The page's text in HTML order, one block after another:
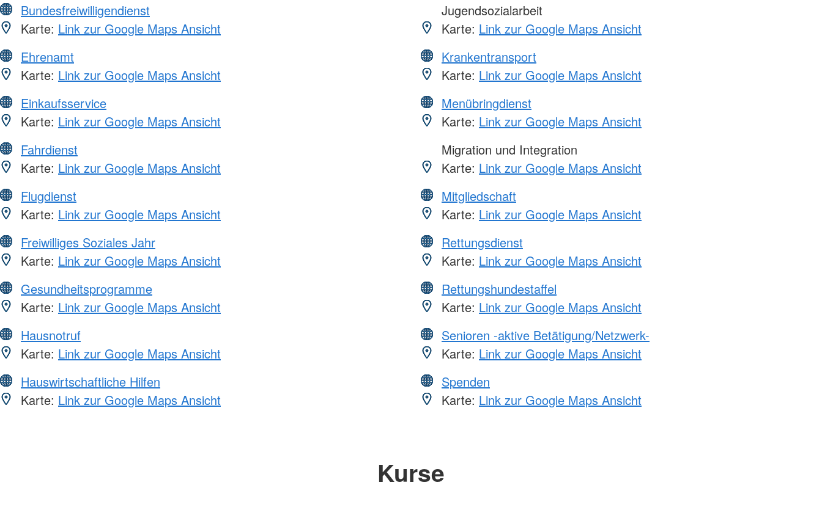
Bundesfreiwilligendienst
Karte: Link zur Google Maps Ansicht
Ehrenamt
Karte: Link zur Google Maps Ansicht
Einkaufsservice
Karte: Link zur Google Maps Ansicht
Fahrdienst
Karte: Link zur Google Maps Ansicht
Flugdienst
Karte: Link zur Google Maps Ansicht
Freiwilliges Soziales Jahr
Karte: Link zur Google Maps Ansicht
Gesundheitsprogramme
Karte: Link zur Google Maps Ansicht
Hausnotruf
Karte: Link zur Google Maps Ansicht
Hauswirtschaftliche Hilfen
Karte: Link zur Google Maps Ansicht
Jugendsozialarbeit
Karte: Link zur Google Maps Ansicht
Krankentransport
Karte: Link zur Google Maps Ansicht
Menübringdienst
Karte: Link zur Google Maps Ansicht
Migration und Integration
Karte: Link zur Google Maps Ansicht
Mitgliedschaft
Karte: Link zur Google Maps Ansicht
Rettungsdienst
Karte: Link zur Google Maps Ansicht
Rettungshundestaffel
Karte: Link zur Google Maps Ansicht
Senioren -aktive Betätigung/Netzwerk-
Karte: Link zur Google Maps Ansicht
Spenden
Karte: Link zur Google Maps Ansicht
Kurse